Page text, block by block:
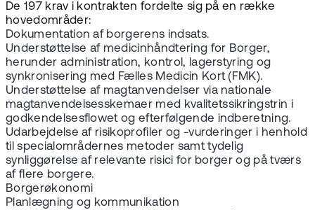
De 197 krav i kontrakten fordelte sig på en række
hovedområder:
Dokumentation af borgerens indsats.
Understøttelse af medicinhåndtering for Borger,
herunder administration, kontrol, lagerstyring og
synkronisering med Fælles Medicin Kort (FMK).
Understøttelse af magtanvendelser via nationale
magtanvendelsesskemaer med kvalitetssikringstrin i
godkendelsesflowet og efterfølgende indberetning.
Udarbejdelse af risikoprofiler og -vurderinger i henhold
til specialområdernes metoder samt tydelig
synliggørelse af relevante risici for borger og på tværs
af flere borgere.
Borgerøkonomi
Planlægning og kommunikation